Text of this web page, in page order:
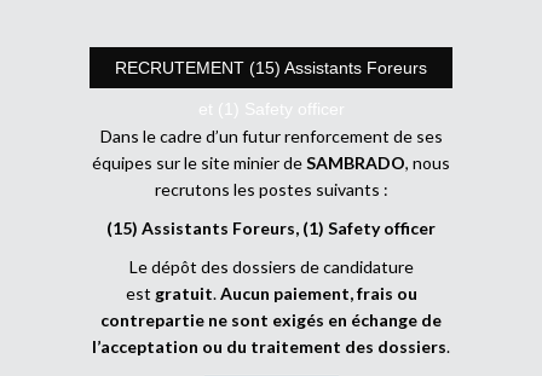
RECRUTEMENT (15) Assistants Foreurs
et (1) Safety officer
Dans le cadre d’un futur renforcement de ses
équipes sur le site minier deSAMBRADO, nous
recrutons les postes suivants :
(15) Assistants Foreurs, (1) Safety officer
Le dépôt des dossiers de candidature
est gratuit.Aucun paiement, frais ou
contrepartie ne sont exigés en échange de
l’acceptation ou du traitement des dossiers.